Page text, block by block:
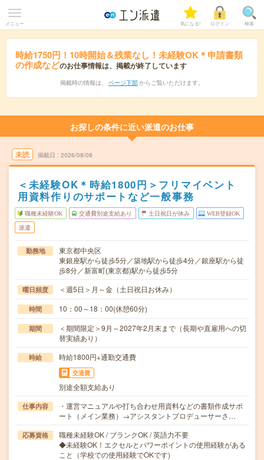
メニュー 気になる! ログイン 検索
時給1750円！10時開始＆残業なし！未経験OK＊申請書類
の作成などのお仕事情報は、掲載が終了しています
掲載時の情報は、 ページ下部 からご覧いただけます。
お探しの条件に近い派遣のお仕事
未読 掲載日 2026/08/08
＜未経験OK＊時給1800円＞フリマイベント
用資料作りのサポートなど一般事務
職種未経験OK 交通費別途支給あり 土日祝日が休み WEB登録OK
派遣
勤務地
東京都中央区
東銀座駅から徒歩5分／築地駅から徒歩4分／銀座駅から徒
歩8分／新富町(東京都)駅から徒歩5分
曜日頻度 ＜週5日＞月～金（土日祝日お休み）
時間 10：00～18：00(休憩60分)
期間
＜期間限定＞9月～2027年2月末まで（長期や直雇用への切
替実績あり）
時給 時給1800円+通勤交通費
交通費
別途全額支給あり
仕事内容
・運営マニュアルや打ち合わせ用資料などの書類作成サポ
ート（メイン業務）→アシスタントプロデューサーさ…
応募資格
職種未経験OK / ブランクOK / 英語力不要
◆未経験OK！エクセルとパワーポイントの使用経験がある
こと（学校での使用経験でOKです)